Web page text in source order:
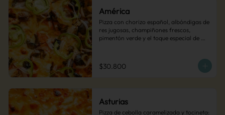
América
Pizza con chorizo español, albóndigas de
res jugosas, champiñones frescos,
pimentón verde y el toque especial de
$30.800
Asturias
Pizza de cebolla caramelizada y tocineta: